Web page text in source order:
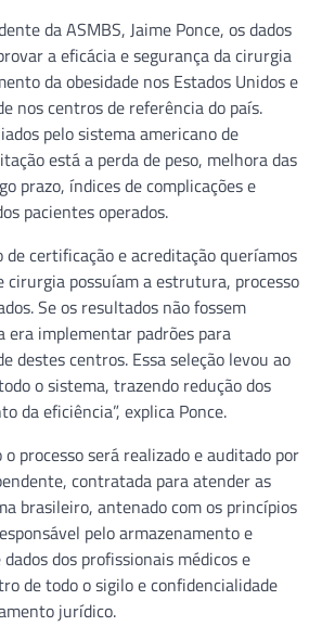
da ASMBS, Jaime Ponce, os dados
a eficácia e segurança da cirurgia
da obesidade nos Estados Unidos e
nos centros de referência do país.
pelo sistema americano de
está a perda de peso, melhora das
prazo, índices de complicações e
pacientes operados.
de certificação e acreditação queríamos
cirurgia possuíam a estrutura, processo
Se os resultados não fossem
era implementar padrões para
destes centros. Essa seleção levou ao
o sistema, trazendo redução dos
da eficiência”, explica Ponce.
o processo será realizado e auditado por
contratada para atender as
brasileiro, antenado com os princípios
pelo armazenamento e
dos profissionais médicos e
de todo o sigilo e confidencialidade
jurídico.